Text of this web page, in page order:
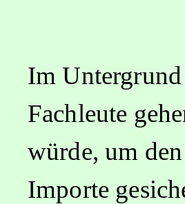
Im
Fachleute
würde, um
Importe